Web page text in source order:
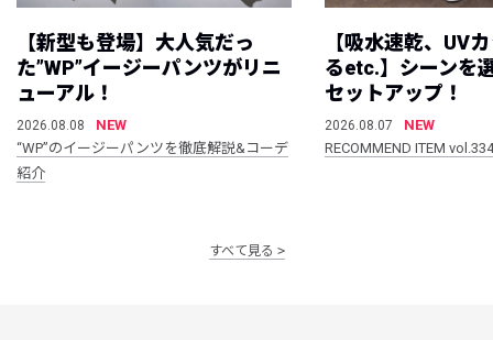
【新型も登場】大人気だっ
た”WP”イージーパンツがリニ
ューアル！
2026.08.08
NEW
“WP”のイージーパンツを徹底解説&コーデ
紹介
【吸水速乾、UV
るetc.】シーンを
セットアップ！
2026.08.07
NEW
RECOMMEND ITEM vol.334
すべて見る